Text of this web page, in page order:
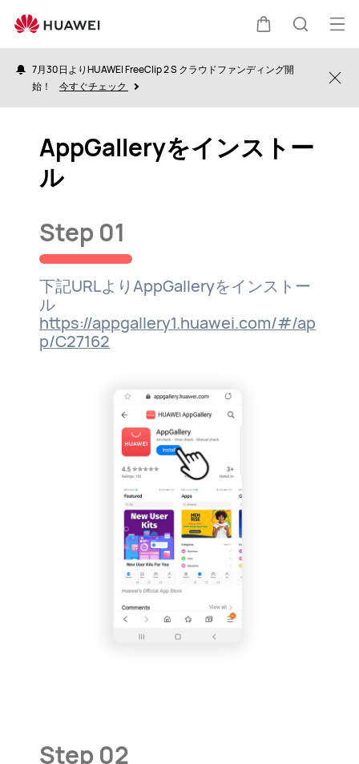
AppGallery
カ
ト
検
オ
プ
ン
7月30日よりHUAWEI FreeClip 2 S クラウドファンディング開
始！
今すぐチェック
AppGalleryをインストー
ル
Step 01
下記URLよりAppGalleryをインストー
ル
https://appgallery1.huawei.com/#/ap
p/C27162
Step 02